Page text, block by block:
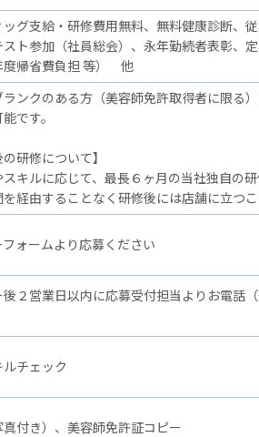
グ支給・研修費用無料、無料健康診断、
スト参加（社員総会）、永年勤続者表彰、
度帰省費負担 等） 他
ンクのある方（美容師免許取得者に限る
です。
研修について】
スキルに応じて、最長６ヶ月の当社独自の
経由することなく研修後には店舗に立つ
ォームより応募ください
２営業日以内に応募受付担当よりお電話
チェック
付き）、美容師免許証コピー